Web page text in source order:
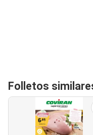
Folletos